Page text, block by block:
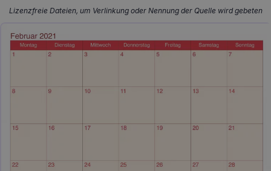
Lizenzfreie Dateien, um Verlinkung oder Nennung der Quelle wird gebeten